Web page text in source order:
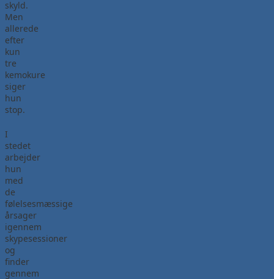
skyld.
Men
allerede
efter
kun
tre
kemokure
siger
hun
stop.
I
stedet
arbejder
hun
med
de
følelsesmæssige
årsager
igennem
skypesessioner
og
finder
gennem